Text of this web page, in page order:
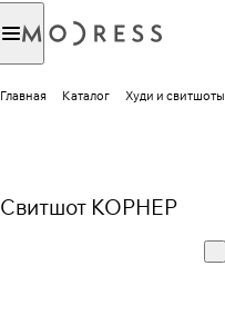
Главная Каталог Худи и свитшоты
Свитшот КОРНЕР